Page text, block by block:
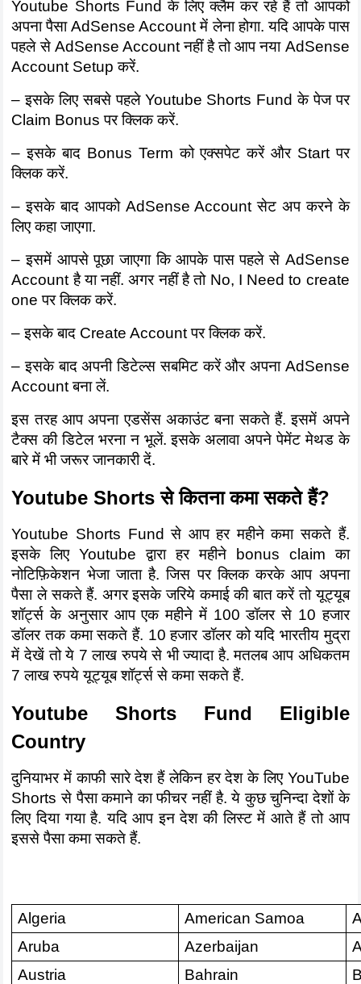
Youtube Shorts Fund के लिए क्लैम कर रहे हैं तो आपको
अपना पैसा AdSense Account में लेना होगा. यदि आपके पास
पहले से AdSense Account नहीं है तो आप नया AdSense
Account Setup करें.
– इसके लिए सबसे पहले Youtube Shorts Fund के पेज पर
Claim Bonus पर क्लिक करें.
– इसके बाद Bonus Term को एक्सपेट करें और Start पर
क्लिक करें.
– इसके बाद आपको AdSense Account सेट अप करने के
लिए कहा जाएगा.
– इसमें आपसे पूछा जाएगा कि आपके पास पहले से AdSense
Account है या नहीं. अगर नहीं है तो No, I Need to create
one पर क्लिक करें.
– इसके बाद Create Account पर क्लिक करें.
– इसके बाद अपनी डिटेल्स सबमिट करें और अपना AdSense
Account बना लें.
इस तरह आप अपना एडसेंस अकाउंट बना सकते हैं. इसमें अपने
टैक्स की डिटेल भरना न भूलें. इसके अलावा अपने पेमेंट मेथड के
बारे में भी जरूर जानकारी दें.
Youtube Shorts से कितना कमा सकते हैं?
Youtube Shorts Fund से आप हर महीने कमा सकते हैं.
इसके लिए Youtube द्वारा हर महीने bonus claim का
नोटिफ़िकेशन भेजा जाता है. जिस पर क्लिक करके आप अपना
पैसा ले सकते हैं. अगर इसके जरिये कमाई की बात करें तो यूट्यूब
शॉर्ट्स के अनुसार आप एक महीने में 100 डॉलर से 10 हजार
डॉलर तक कमा सकते हैं. 10 हजार डॉलर को यदि भारतीय मुद्रा
में देखें तो ये 7 लाख रुपये से भी ज्यादा है. मतलब आप अधिकतम
7 लाख रुपये यूट्यूब शॉर्ट्स से कमा सकते हैं.
Youtube Shorts Fund Eligible
Country
दुनियाभर में काफी सारे देश हैं लेकिन हर देश के लिए YouTube
Shorts से पैसा कमाने का फीचर नहीं है. ये कुछ चुनिन्दा देशों के
लिए दिया गया है. यदि आप इन देश की लिस्ट में आते हैं तो आप
इससे पैसा कमा सकते हैं.
Algeria American Samoa
Aruba
Azerbaijan
Austria
Bahrain